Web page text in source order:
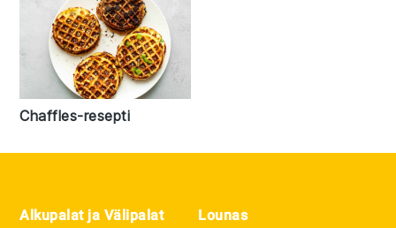
Chaffles-resepti
Footer
Alkupalat ja Välipalat
Lounas